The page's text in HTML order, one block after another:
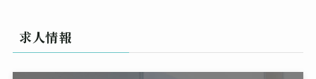
求人情報